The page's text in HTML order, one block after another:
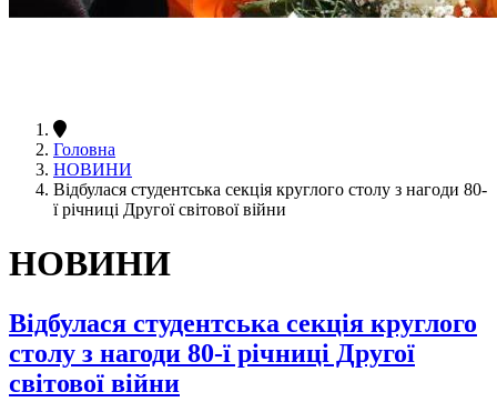
Головна
НОВИНИ
Відбулася студентська секція круглого столу з нагоди 80-
ї річниці Другої світової війни
НОВИНИ
Відбулася студентська секція круглого
столу з нагоди 80-ї річниці Другої
світової війни